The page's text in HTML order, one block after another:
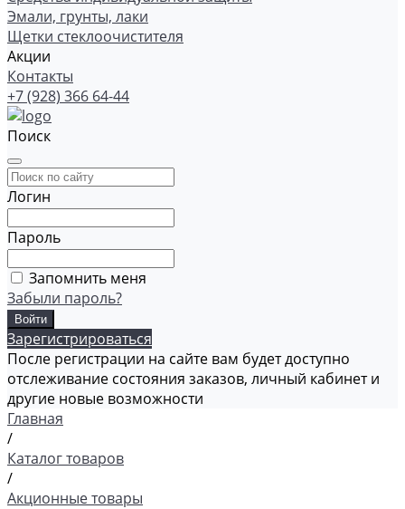
Эмали, грунты, лаки
Щетки стеклоочистителя
Акции
Контакты
+7 (928) 366 64-44
Поиск
Логин
Пароль
Запомнить меня
Забыли пароль?
Зарегистрироваться
После регистрации на сайте вам будет доступно
отслеживание состояния заказов, личный кабинет и
другие новые возможности
Главная
/
Каталог товаров
/
Акционные товары